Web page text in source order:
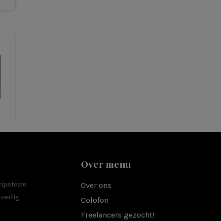
Over menu
Over ons
Colofon
Freelancers gezocht!